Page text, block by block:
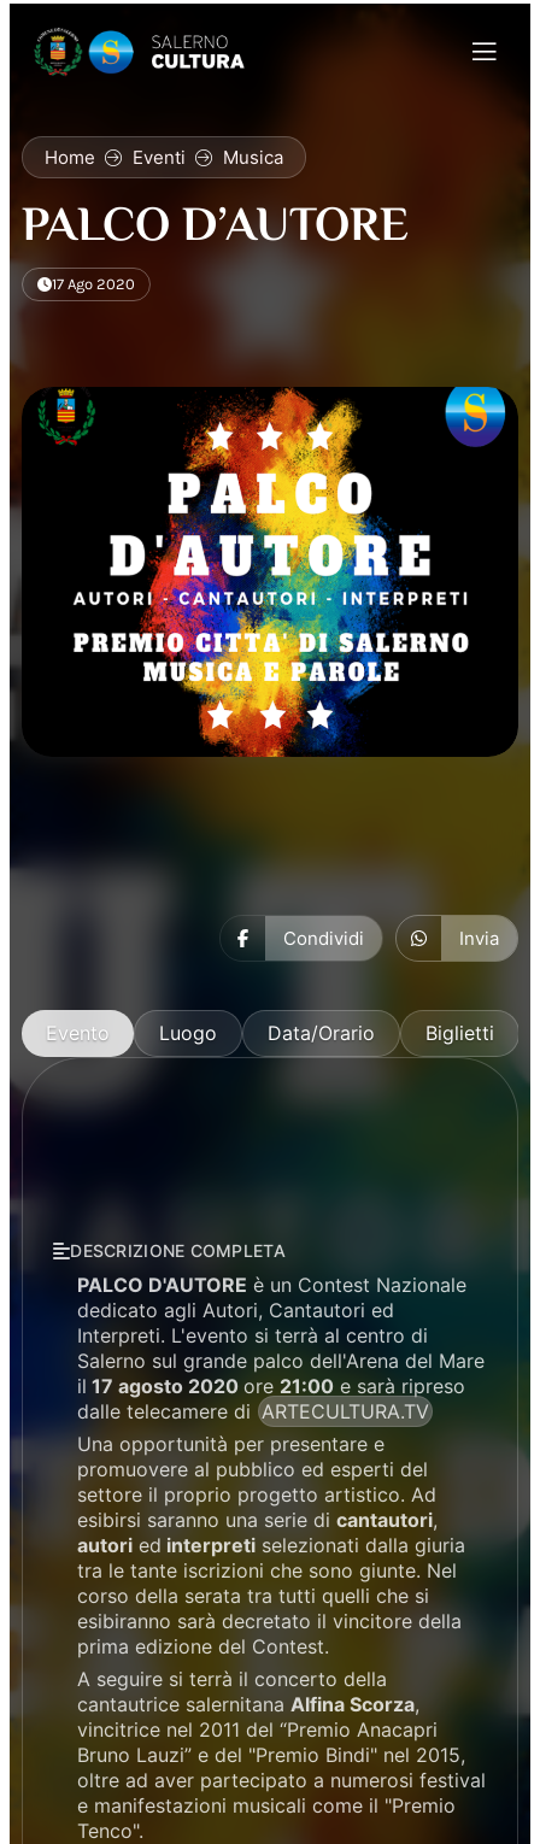
Home Eventi Musica
PALCO D’AUTORE
17 Ago 2020
Condividi Invia
Evento Luogo Data/Orario Biglietti
DESCRIZIONE COMPLETA
PALCO D'AUTORE è un Contest Nazionale
dedicato agli Autori, Cantautori ed
Interpreti. L'evento si terrà al centro di
Salerno sul grande palco dell'Arena del Mare
il 17 agosto 2020 ore 21:00 e sarà ripreso
dalle telecamere di ARTECULTURA.TV
Una opportunità per presentare e
promuovere al pubblico ed esperti del
settore il proprio progetto artistico. Ad
esibirsi saranno una serie di cantautori,
autori ed interpreti selezionati dalla giuria
tra le tante iscrizioni che sono giunte. Nel
corso della serata tra tutti quelli che si
esibiranno sarà decretato il vincitore della
prima edizione del Contest.
A seguire si terrà il concerto della
cantautrice salernitana Alfina Scorza,
vincitrice nel 2011 del “Premio Anacapri
Bruno Lauzi” e del "Premio Bindi" nel 2015,
oltre ad aver partecipato a numerosi festival
e manifestazioni musicali come il "Premio
Tenco".